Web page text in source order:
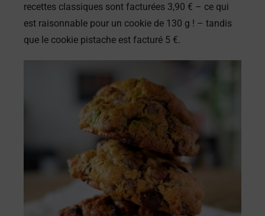
recettes classiques sont facturées 3,90 € – ce qui
est raisonnable pour un cookie de 130 g ! – tandis
que le cookie pistache est facturé 5 €.